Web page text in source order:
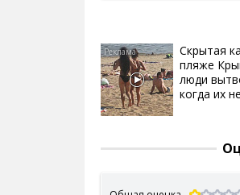
Скрытая
пляже
люди
когда их